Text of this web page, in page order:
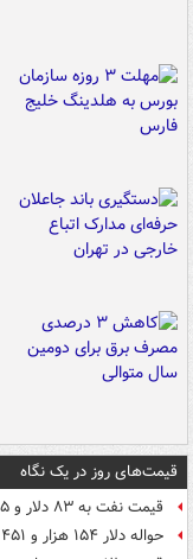
قیمت‌های روز در یک نگاه
قیمت نفت به ۸۳ دلار و ۵۵ سنت در هر بشکه رسید
حواله دلار ۱۵۴ هزار و ۴۵۱ تومان شد